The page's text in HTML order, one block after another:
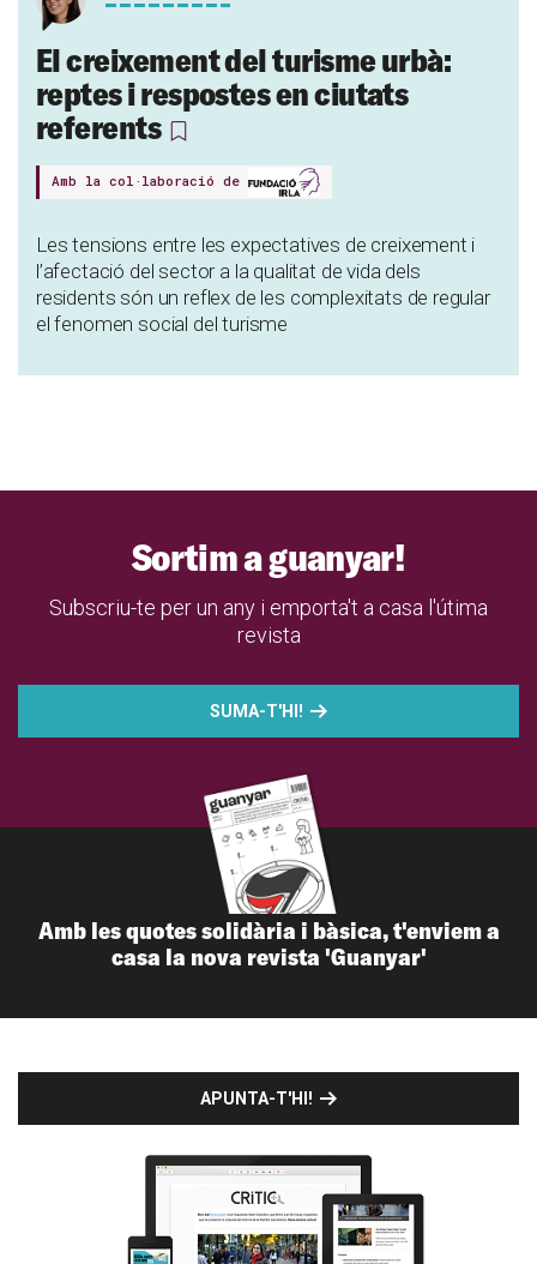
El creixement del turisme urbà:
reptes i respostes en ciutats
referents
Amb la col·laboració de
Les tensions entre les expectatives de creixement i
l’afectació del sector a la qualitat de vida dels
residents són un reflex de les complexitats de regular
el fenomen social del turisme
Sortim a guanyar!
Subscriu-te per un any i emporta't a casa l'útima
revista
SUMA-T'HI!
Amb les quotes solidària i bàsica, t'enviem a
casa la nova revista 'Guanyar'
APUNTA-T'HI!